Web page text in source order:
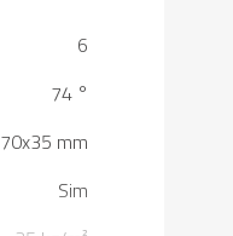
6
74 °
70x35 mm
Sim